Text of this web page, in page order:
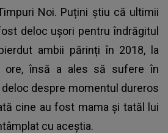
Noi. Puțini știu că ultimii
deloc ușori pentru îndrăgitul
ambii părinți în 2018, la
ore, însă a ales să sufere în
despre momentul dureros
cine au fost mama și tatăl lui
cu aceștia.